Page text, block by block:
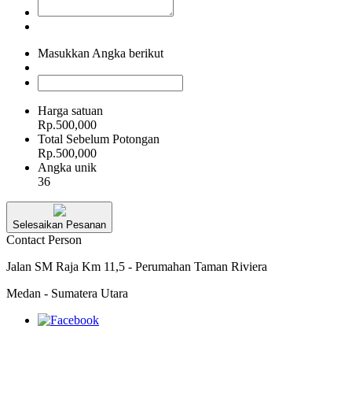
Masukkan Angka berikut
Harga satuan
Rp.500,000
Total Sebelum Potongan
Rp.500,000
Angka unik
36
Selesaikan Pesanan
Contact Person
Jalan SM Raja Km 11,5 - Perumahan Taman Riviera
Medan - Sumatera Utara